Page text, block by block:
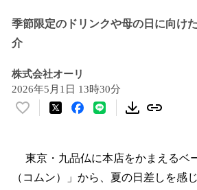
季節限定のドリンクや母の日に向け
介
株式会社オーリ
2026年5月1日 13時30分
い
！
数
東京・九品仏に本店をかまえるベ
（コムン）」から、夏の日差しを感